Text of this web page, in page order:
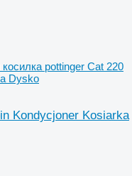
косилка pottinger Cat 220
Dysko
Kondycjoner Kosiarka